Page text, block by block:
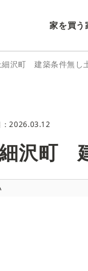
家を買う
細沢町 建築条件無し
：2026.03.12
沢町